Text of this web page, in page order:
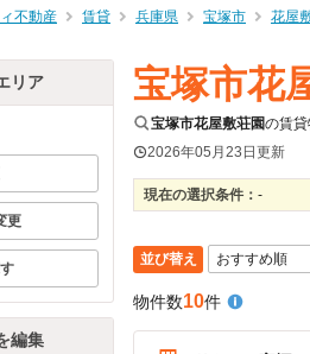
不動産 賃貸 兵庫県 宝塚市 花屋
リア
更
編集
宝塚市花
宝塚市花屋敷荘園の賃貸
2026年05月23日更新
現在の選択条件： -
並び替え
物件数10件